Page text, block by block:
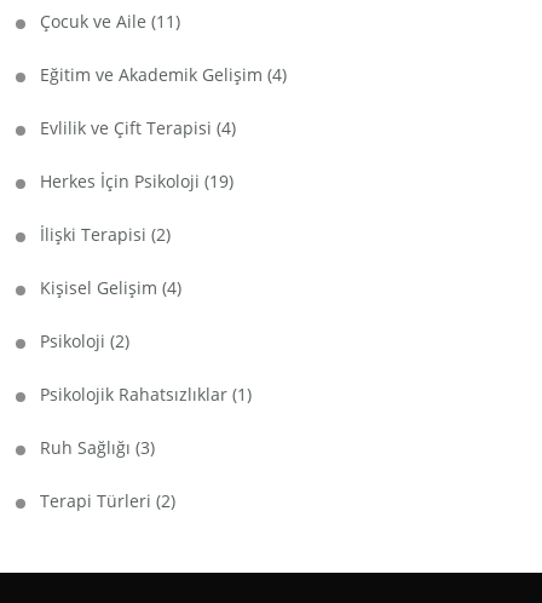
Çocuk ve Aile (11)
Eğitim ve Akademik Gelişim (4)
Evlilik ve Çift Terapisi (4)
Herkes İçin Psikoloji (19)
İlişki Terapisi (2)
Kişisel Gelişim (4)
Psikoloji (2)
Psikolojik Rahatsızlıklar (1)
Ruh Sağlığı (3)
Terapi Türleri (2)